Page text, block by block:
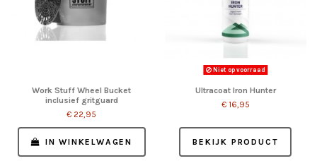
Work Stuff Wheel Bucket
inclusief gritguard
€ 22,95
IN WINKELWAGEN
Niet op voorraad
Ultracoat Iron Hunter
€ 16,95
BEKIJK PRODUCT